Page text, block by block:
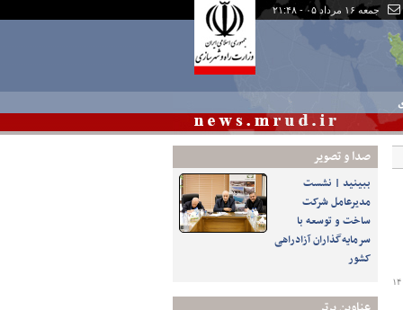
جمعه ۱۶ مرداد ۰۵ - ۲۱:۴۸
صدا و تصوير
ببینید | نشست
مدیرعامل شرکت
ساخت و توسعه با
سرمایه‌گذاران آزادراهی
کشور